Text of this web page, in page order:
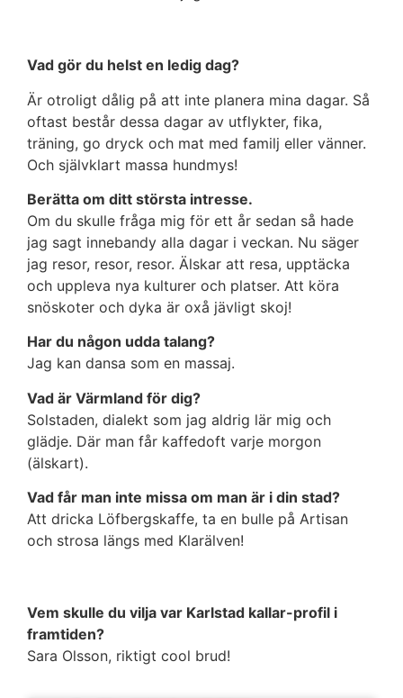
Vad gör du helst en ledig dag?
Är otroligt dålig på att inte planera mina dagar. Så
oftast består dessa dagar av utflykter, fika,
träning, go dryck och mat med familj eller vänner.
Och självklart massa hundmys!
Berätta om ditt största intresse.
Om du skulle fråga mig för ett år sedan så hade
jag sagt innebandy alla dagar i veckan. Nu säger
jag resor, resor, resor. Älskar att resa, upptäcka
och uppleva nya kulturer och platser. Att köra
snöskoter och dyka är oxå jävligt skoj!
Har du någon udda talang?
Jag kan dansa som en massaj.
Vad är Värmland för dig?
Solstaden, dialekt som jag aldrig lär mig och
glädje. Där man får kaffedoft varje morgon
(älskart).
Vad får man inte missa om man är i din stad?
Att dricka Löfbergskaffe, ta en bulle på Artisan
och strosa längs med Klarälven!
Vem skulle du vilja var Karlstad kallar-profil i
framtiden?
Sara Olsson, riktigt cool brud!